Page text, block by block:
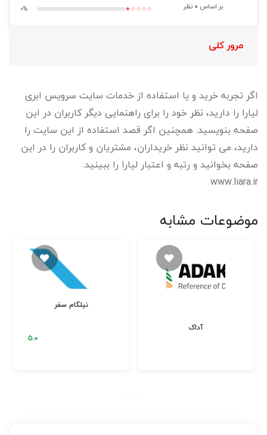
بر اساس 0 نظر
★☆☆☆☆
0%
مرور کلی
اگر تجربه خرید و یا استفاده از خدمات سایت سرویس ابری
لیارا را دارید، نظر خود را برای راهنمایی دیگر کاربران در این
صفحه بنویسید. همچنین اگر قصد استفاده از این سایت را
دارید، می توانید نظر خریداران، مشتریان و کاربران را در این
صفحه بخوانید و رتبه و اعتبار لیارا را ببینید.
www.liara.ir
موضوعات مشابه
نیلگام سفر
آداک